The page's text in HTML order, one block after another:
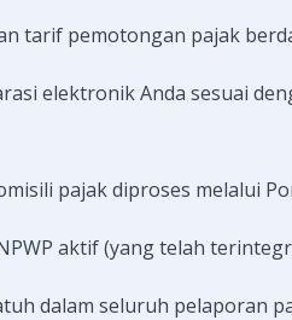
tarif pemotongan pajak
elektronik Anda sesuai
pajak diproses melalui
aktif (yang telah
dalam seluruh pelaporan